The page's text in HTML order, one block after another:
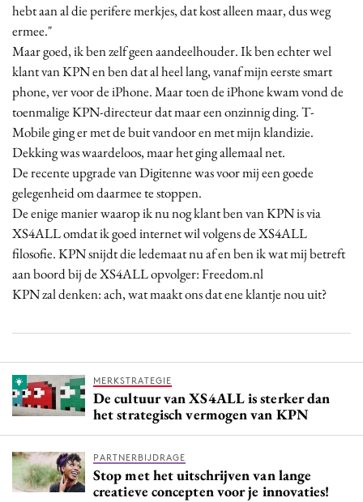
hebt aan al die perifere merkjes, dat kost alleen maar, dus weg
ermee."
Maar goed, ik ben zelf geen aandeelhouder. Ik ben echter wel
klant van KPN en ben dat al heel lang, vanaf mijn eerste smart
phone, ver voor de iPhone. Maar toen de iPhone kwam vond de
toenmalige KPN-directeur dat maar een onzinnig ding. T-
Mobile ging er met de buit vandoor en met mijn klandizie.
Dekking was waardeloos, maar het ging allemaal net.
De recente upgrade van Digitenne was voor mij een goede
gelegenheid om daarmee te stoppen.
De enige manier waarop ik nu nog klant ben van KPN is via
XS4ALL omdat ik goed internet wil volgens de XS4ALL
filosofie. KPN snijdt die ledemaat nu af en ben ik wat mij betreft
aan boord bij de XS4ALL opvolger: Freedom.nl
KPN zal denken: ach, wat maakt ons dat ene klantje nou uit?
MERKSTRATEGIE
De cultuur van XS4ALL is sterker dan
het strategisch vermogen van KPN
PARTNERBIJDRAGE
Stop met het uitschrijven van lange
creatieve concepten voor je innovaties!